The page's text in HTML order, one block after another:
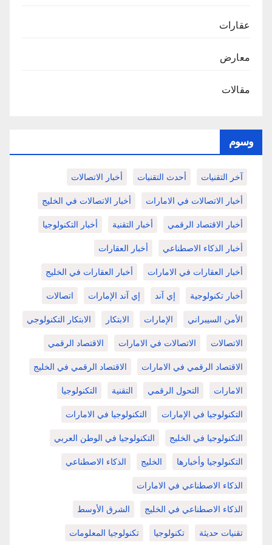
عقارات
معارض
مقالات
وسوم
آخر التقنيات أحدث التقنيات أخبار الاتصالات
أخبار الاتصالات في الامارات أخبار الاتصالات في الخليج
أخبار الاقتصاد الرقمي أخبار التقنية أخبار التكنولوجيا
أخبار الذكاء الاصطناعي أخبار العقارات
أخبار العقارات في الامارات أخبار العقارات في الخليج
أخبار تكنولوجية إي آند إي آند الإمارات اتصالات
الأمن السيبراني الإمارات الابتكار الابتكار التكنولوجي
الاتصالات الاتصالات في الامارات الاقتصاد الرقمي
الاقتصاد الرقمي في الامارات الاقتصاد الرقمي في الخليج
الامارات التحول الرقمي التقنية التكنولوجيا
التكنولوجيا في الإمارات التكنولوجيا في الامارات
التكنولوجيا في الخليج التكنولوجيا في الوطن العربي
التكنولوجيا وأخبارها الخليج الذكاء الاصطناعي
الذكاء الاصطناعي في الامارات
الذكاء الاصطناعي في الخليج الشرق الأوسط
تقنيات حديثة تكنولوجيا تكنولوجيا المعلومات